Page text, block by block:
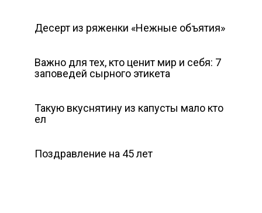
Десерт из ряженки «Нежные объятия»
Важно для тех, кто ценит мир и себя: 7
заповедей сырного этикета
Такую вкуснятину из капусты мало кто
ел
Поздравление на 45 лет